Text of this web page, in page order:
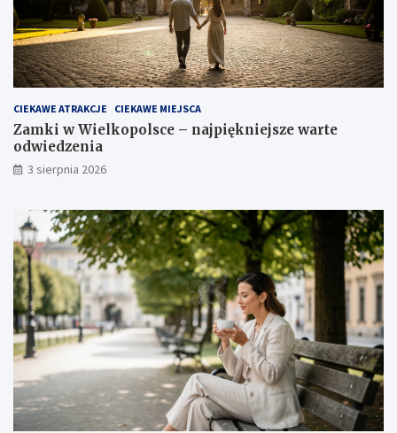
CIEKAWE ATRAKCJE CIEKAWE MIEJSCA
Zamki w Wielkopolsce – najpiękniejsze warte
odwiedzenia
3 sierpnia 2026